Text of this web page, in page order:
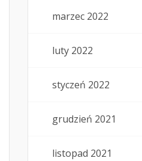
marzec 2022
luty 2022
styczeń 2022
grudzień 2021
listopad 2021